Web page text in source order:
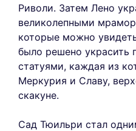
Риволи. Затем Лено
великолепными
которые можно
было решено украсить
статуями, каждая из
Меркурия и Славу,
скакуне.
Сад Тюильри стал